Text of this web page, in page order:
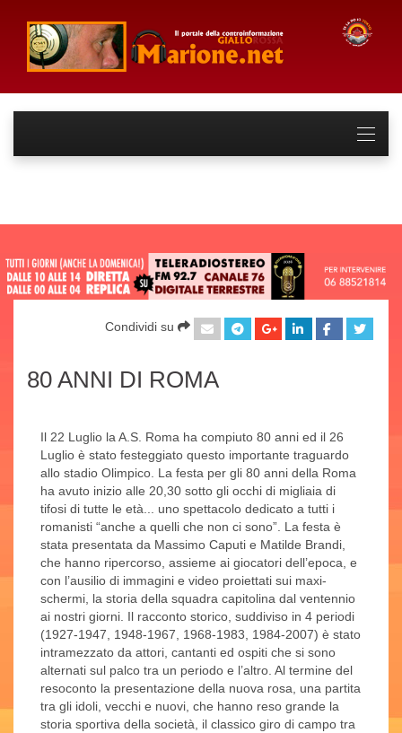
Condividi su
80 ANNI DI ROMA
Il 22 Luglio la A.S. Roma ha compiuto 80 anni ed il 26
Luglio è stato festeggiato questo importante traguardo
allo stadio Olimpico. La festa per gli 80 anni della Roma
ha avuto inizio alle 20,30 sotto gli occhi di migliaia di
tifosi di tutte le età... uno spettacolo dedicato a tutti i
romanisti “anche a quelli che non ci sono”. La festa è
stata presentata da Massimo Caputi e Matilde Brandi,
che hanno ripercorso, assieme ai giocatori dell’epoca, e
con l’ausilio di immagini e video proiettati sui maxi-
schermi, la storia della squadra capitolina dal ventennio
ai nostri giorni. Il racconto storico, suddiviso in 4 periodi
(1927-1947, 1948-1967, 1968-1983, 1984-2007) è stato
intramezzato da attori, cantanti ed ospiti che si sono
alternati sul palco tra un periodo e l’altro. Al termine del
resoconto la presentazione della nuova rosa, una partita
tra gli idoli, vecchi e nuovi, che hanno reso grande la
storia sportiva della società, il classico giro di campo tra